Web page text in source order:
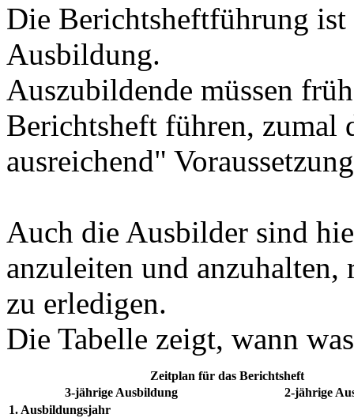
Die Berichtsheftführung
Ausbildung.
Auszubildende müssen
Berichtsheft führen, zumal
ausreichend"
Auch die Ausbilder sind
anzuleiten und
zu erledigen.
Die Tabelle zeigt, wann
Zeitplan für das Berichtsheft
3-jährige Ausbildung
2-jährige
1. Ausbildungsjahr